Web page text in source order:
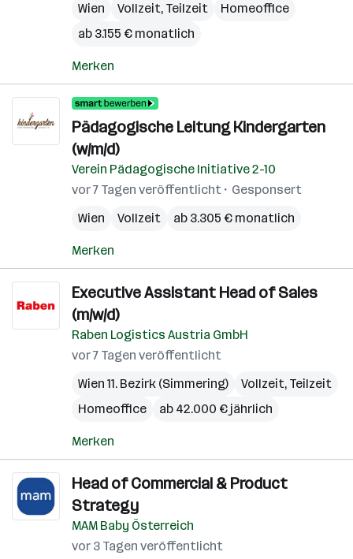
Wien
Vollzeit, Teilzeit
Homeoffice
ab 3.155 € monatlich
Merken
Pädagogische Leitung Kindergarten
(w/m/d)
Verein Pädagogische Initiative 2-10
vor 7 Tagen veröffentlicht
Gesponsert
Wien
Vollzeit ab 3.305 € monatlich
Merken
Executive Assistant Head of Sales
(m/w/d)
Raben Logistics Austria GmbH
vor 7 Tagen veröffentlicht
Wien 11. Bezirk (Simmering)
Vollzeit, Teilzeit
Homeoffice
ab 42.000 € jährlich
Merken
Head of Commercial & Product
Strategy
MAM Baby Österreich
vor 3 Tagen veröffentlicht